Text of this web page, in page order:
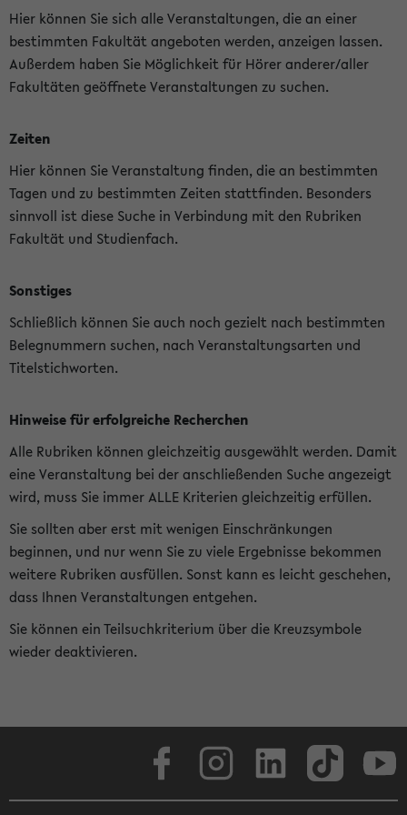
Hier können Sie sich alle Veranstaltungen, die an einer
bestimmten Fakultät angeboten werden, anzeigen lassen.
Außerdem haben Sie Möglichkeit für Hörer anderer/aller
Fakultäten geöffnete Veranstaltungen zu suchen.
Zeiten
Hier können Sie Veranstaltung finden, die an bestimmten
Tagen und zu bestimmten Zeiten stattfinden. Besonders
sinnvoll ist diese Suche in Verbindung mit den Rubriken
Fakultät und Studienfach.
Sonstiges
Schließlich können Sie auch noch gezielt nach bestimmten
Belegnummern suchen, nach Veranstaltungsarten und
Titelstichworten.
Hinweise für erfolgreiche Recherchen
Alle Rubriken können gleichzeitig ausgewählt werden. Damit
eine Veranstaltung bei der anschließenden Suche angezeigt
wird, muss Sie immer ALLE Kriterien gleichzeitig erfüllen.
Sie sollten aber erst mit wenigen Einschränkungen
beginnen, und nur wenn Sie zu viele Ergebnisse bekommen
weitere Rubriken ausfüllen. Sonst kann es leicht geschehen,
dass Ihnen Veranstaltungen entgehen.
Sie können ein Teilsuchkriterium über die Kreuzsymbole
wieder deaktivieren.